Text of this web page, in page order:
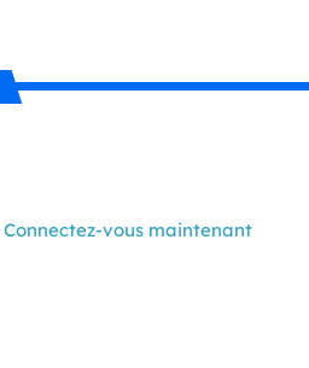
Connectez-vous maintenant